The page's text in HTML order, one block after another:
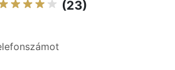
(23)